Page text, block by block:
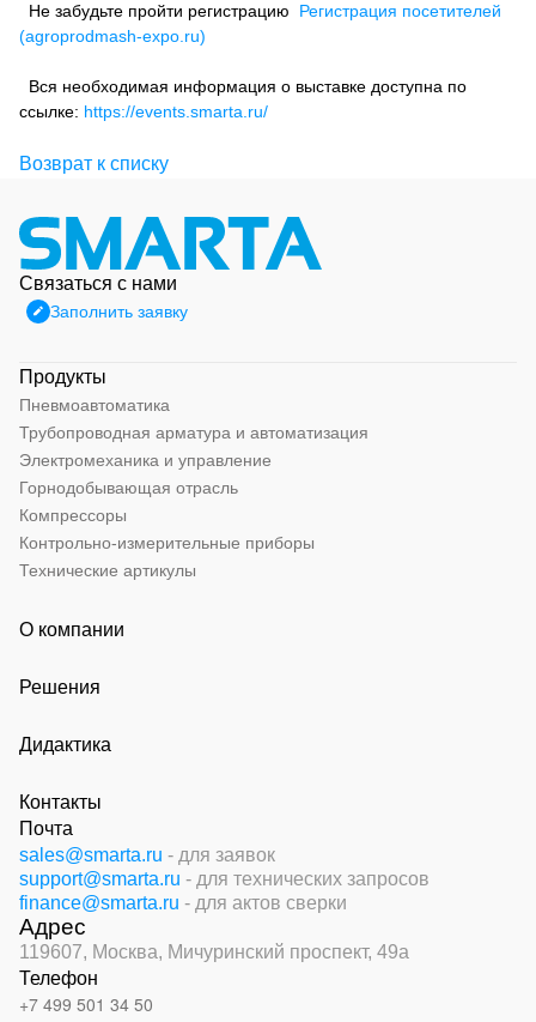
Не забудьте пройти регистрацию Регистрация посетителей
(agroprodmash-expo.ru)
Вся необходимая информация о выставке доступна по
ссылке: https://events.smarta.ru/
Возврат к списку
Связаться с нами
Заполнить заявку
Продукты
Пневмоавтоматика
Трубопроводная арматура и автоматизация
Электромеханика и управление
Горнодобывающая отрасль
Компрессоры
Контрольно-измерительные приборы
Технические артикулы
О компании
Решения
Дидактика
Контакты
Почта
sales@smarta.ru - для заявок
support@smarta.ru - для технических запросов
finance@smarta.ru - для актов сверки
Адрес
119607, Москва, Мичуринский проспект, 49а
Телефон
+7 499 501 34 50